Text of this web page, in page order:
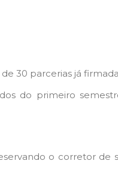
30 parcerias já
do primeiro
o corretor de